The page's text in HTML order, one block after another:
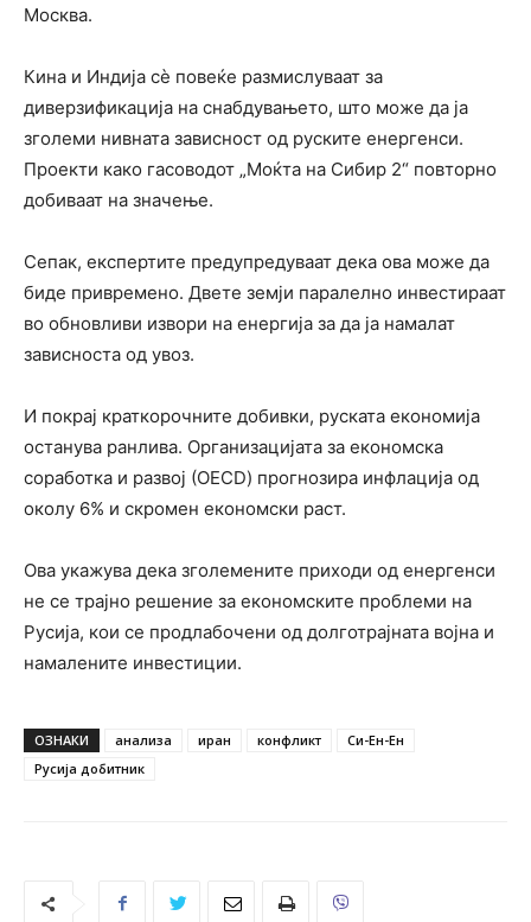
Москва.
Кина и Индија сѐ повеќе размислуваат за
диверзификација на снабдувањето, што може да ја
зголеми нивната зависност од руските енергенси.
Проекти како гасоводот „Моќта на Сибир 2“ повторно
добиваат на значење.
Сепак, експертите предупредуваат дека ова може да
биде привремено. Двете земји паралелно инвестираат
во обновливи извори на енергија за да ја намалат
зависноста од увоз.
И покрај краткорочните добивки, руската економија
останува ранлива. Организацијата за економска
соработка и развој (ОЕCD) прогнозира инфлација од
околу 6% и скромен економски раст.
Ова укажува дека зголемените приходи од енергенси
не се трајно решение за економските проблеми на
Русија, кои се продлабочени од долготрајната војна и
намалените инвестиции.
ОЗНАКИ анализа иран конфликт
Си-Ен-Ен
Русија добитник